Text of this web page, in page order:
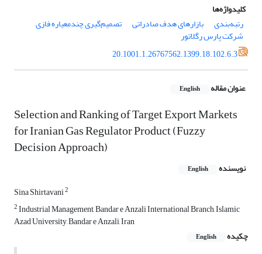
کلیدواژه‌ها
رتبه‌بندی
بازارهای هدف صادراتی تصمیم‌گیری چندمعیاره فازی
شرکت پارس رگلاتور
20.1001.1.26767562.1399.18.102.6.3
عنوان مقاله English
Selection and Ranking of Target Export Markets
for Iranian Gas Regulator Product (Fuzzy
Decision Approach)
نویسنده English
Sina Shirtavani2
2Industrial Management, Bandar e Anzali International Branch, Islamic
Azad University, Bandar e Anzali, Iran
چکیده
English